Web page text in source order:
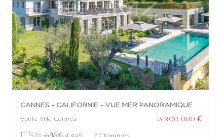
CANNES - CALIFORNIE - VUE MER PANORAMIQUE
Vente Villa Cannes 13 900 000 €
570 m 2|
4 445
|7 Chambres